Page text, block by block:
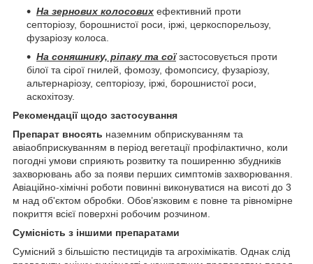
На зернових колосових ефективний проти
септоріозу, борошнистої роси, іржі, церкоспорельозу,
фузаріозу колоса.
На соняшнику, ріпаку та соїзастосовується проти
білої та сірої гнилей, фомозу, фомопсису, фузаріозу,
альтернаріозу, септоріозу, іржі, борошнистої роси,
аскохітозу.
Рекомендації щодо застосування
Препарат вносять наземним обприскуванням та
авіаобприскуванням в період вегетації профілактично, коли
погодні умови сприяють розвитку та поширенню збудників
захворювань або за появи перших симптомів захворювання.
Авіаційно-хімічні роботи повинні виконуватися на висоті до 3
м над об'єктом обробки. Обов’язковим є повне та рівномірне
покриття всієї поверхні робочим розчином.
Сумісність з іншими препаратами
Сумісний з більшістю пестицидів та агрохімікатів. Однак слід